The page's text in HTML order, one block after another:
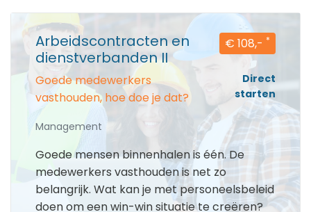
Arbeidscontracten en
dienstverbanden II
Goede medewerkers
vasthouden, hoe doe je dat?
Management
€ 108,- *
Direct
starten
Goede mensen binnenhalen is één. De
medewerkers vasthouden is net zo
belangrijk. Wat kan je met personeelsbeleid
doen om een win-win situatie te creëren?